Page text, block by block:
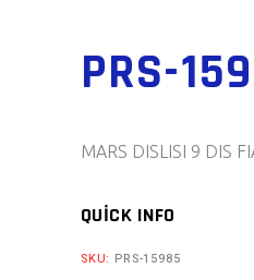
PRS-
MARS DISLISI 9 DIS
QUICK INFO
SKU: PRS-15985